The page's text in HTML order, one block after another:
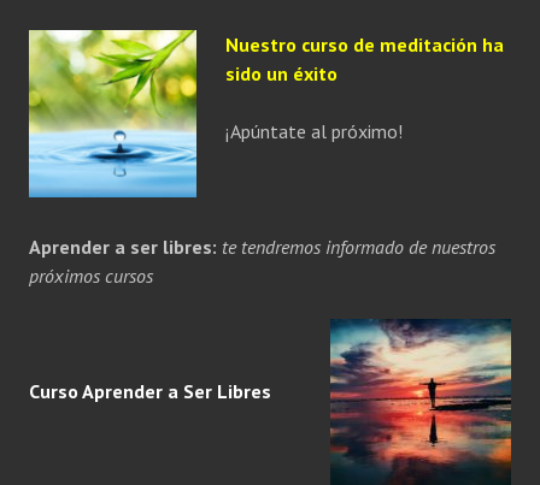
Nuestro curso de meditación ha
sido un éxito
¡Apúntate al próximo!
Aprender a ser libres: te tendremos informado de nuestros
próximos cursos
Curso Aprender a Ser Libres